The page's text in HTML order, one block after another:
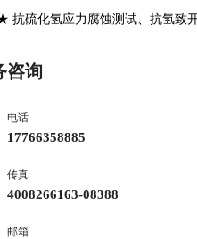
硫化氢应力腐蚀测试、抗氢致开
咨询
电话
17766358885
传真
4008266163-08388
邮箱